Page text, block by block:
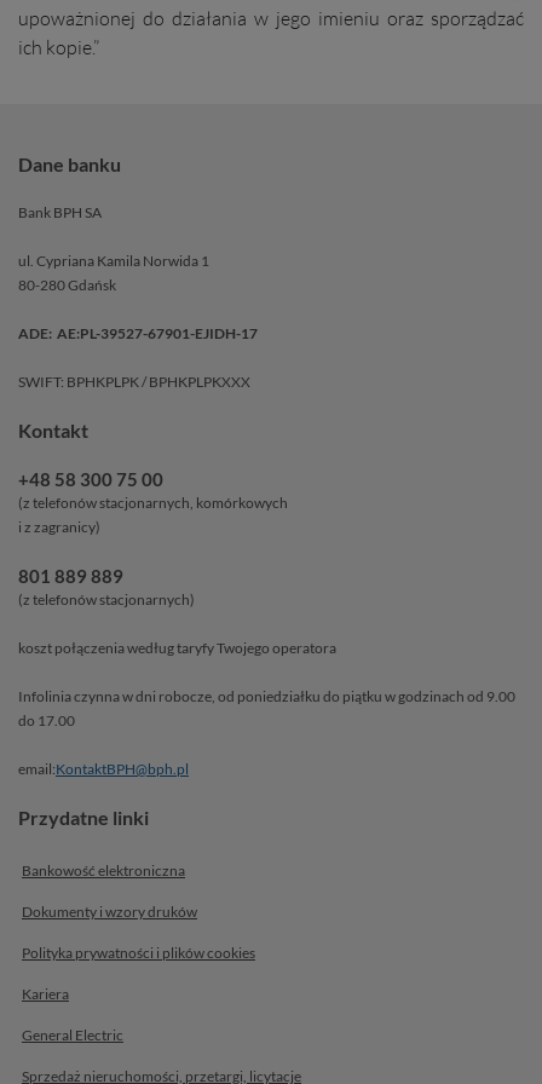
upoważnionej do działania w jego imieniu oraz sporządzać
ich kopie.”
Dane banku
Bank BPH SA
ul. Cypriana Kamila Norwida 1
80-280 Gdańsk
ADE: AE:PL-39527-67901-EJIDH-17
SWIFT: BPHKPLPK / BPHKPLPKXXX
Kontakt
+48 58 300 75 00
(z telefonów stacjonarnych, komórkowych
i z zagranicy)
801 889 889
(z telefonów stacjonarnych)
koszt połączenia według taryfy Twojego operatora
Infolinia czynna w dni robocze, od poniedziałku do piątku w godzinach od 9.00
do 17.00
email:KontaktBPH@bph.pl
Przydatne linki
Bankowość elektroniczna
Dokumenty i wzory druków
Polityka prywatności i plikówcookies
Kariera
General Electric
Sprzedaż nieruchomości, przetargi, licytacje